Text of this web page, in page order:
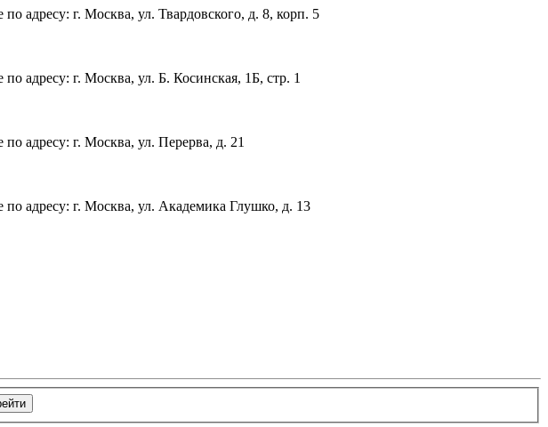
г. Москва, ул. Твардовского, д. 8, корп. 5
г. Москва, ул. Б. Косинская, 1Б, стр. 1
г. Москва, ул. Перерва, д. 21
г. Москва, ул. Академика Глушко, д. 13